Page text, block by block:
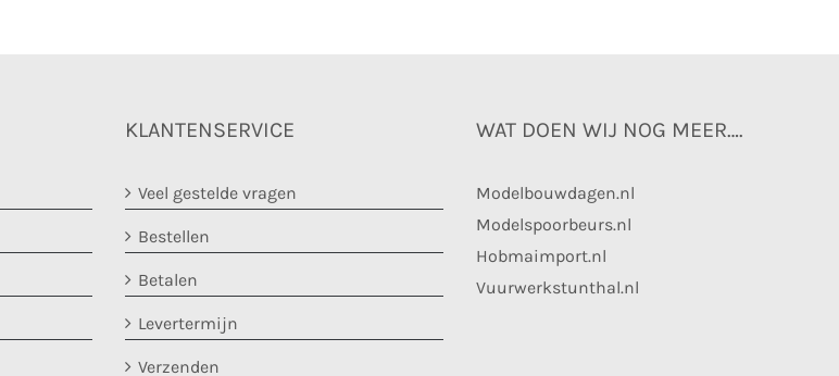
KLANTENSERVICE
Veel gestelde vragen
Bestellen
Betalen
Levertermijn
Verzenden
WAT DOEN WIJ NOG MEER….
Modelbouwdagen.nl
Modelspoorbeurs.nl
Hobmaimport.nl
Vuurwerkstunthal.nl